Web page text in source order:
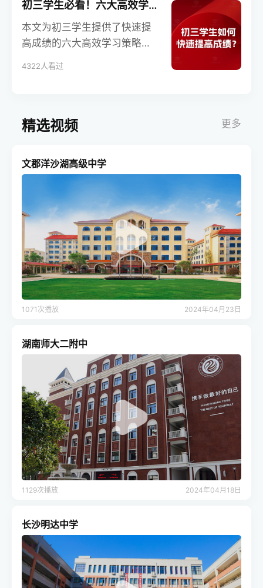
专业指导，助力学生高效备
考，实现理想目标。
初三学生必看！六大高效学习策略助你快速提高成绩，冲刺中考！
本文为初三学生提供了快速提
高成绩的六大高效学习策略，
涵盖时间管理、专注学习、多
率，为中考打下坚实基础。学
4322人看过
精选视频 更多
文郡洋沙湖高级中学
1071次播放 2024年04月23日
湖南师大二附中
1129次播放 2024年04月18日
长沙明达中学